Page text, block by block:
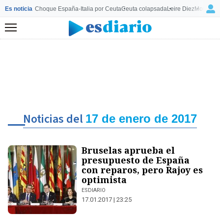
Es noticia Choque España-Italia por CeutaCeuta colapsadaLeire Diez
Menú
Noticias del 17 de enero de 2017
Bruselas aprueba el
presupuesto de España
con reparos, pero Rajoy es
optimista
ESDIARIO
17.01.2017 | 23:25